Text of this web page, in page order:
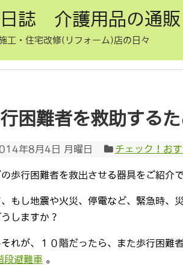
誌 介護用品の通
工・住宅改修(リフォーム)店の日々
困難者を救助する
年8月4日 月曜日 チェック！お
歩行困難者を救出させる器具をご紹介で
もし地震や火災、停電など、緊急時、
しますか？
れが、１０階だったら、また歩行困難
段避難車 。